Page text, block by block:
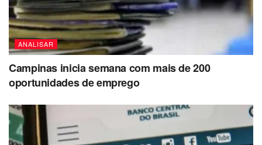
ANALISAR
Campinas inicia semana com mais de 200
oportunidades de emprego